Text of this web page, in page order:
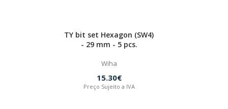
TY bit set Hexagon (SW4)
- 29 mm - 5 pcs.
Wiha
15.30€
Preço Sujeito a IVA